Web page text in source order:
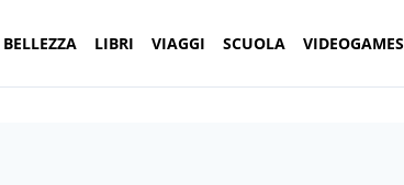
BELLEZZA LIBRI VIAGGI SCUOLA VIDEOGAMES